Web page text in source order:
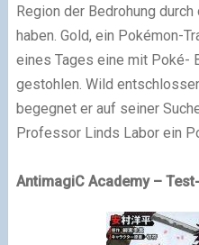
Region der Bedrohung
haben. Gold, ein Pokémon-
eines Tages eine mit Poké-
gestohlen. Wild
begegnet er auf seiner
Professor Linds Labor ein
AntimagiC Academy –